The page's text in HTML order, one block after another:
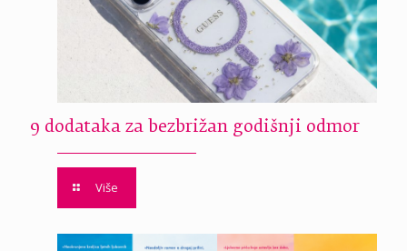
9 dodataka za bezbrižan godišnji odmor
Više